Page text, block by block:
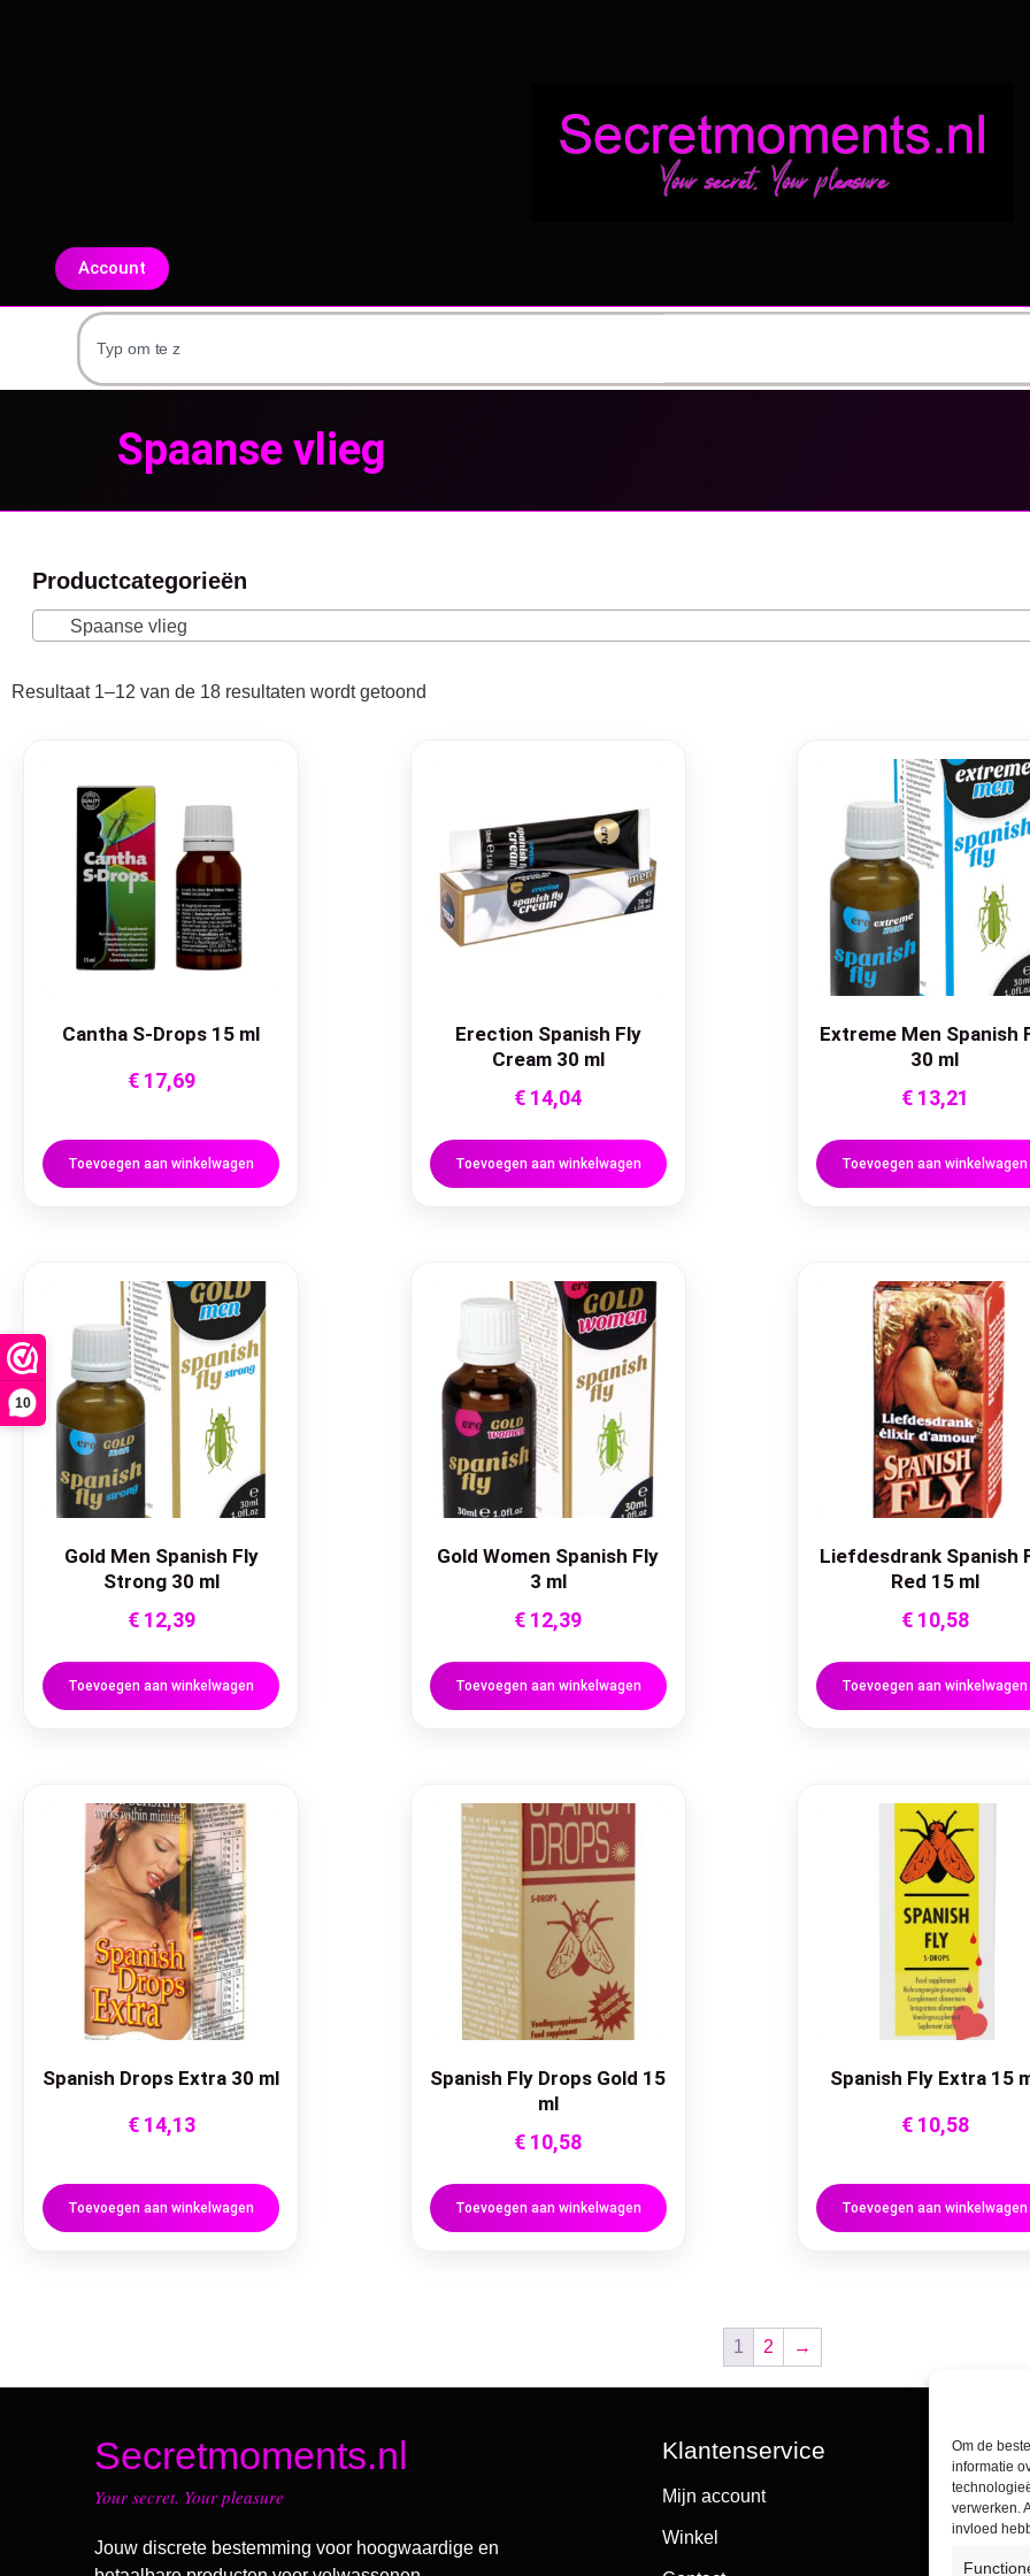
10
Om de
informatie
verwerken.
invloed
Account
Spaanse vlieg
Productcategorieën
Spaanse vlieg
Resultaat 1–12 van de 18 resultaten wordt getoond
Cantha S-Drops 15 ml
€17,69
Toevoegen aan winkelwagen
Erection Spanish Fly
Cream 30 ml
€ 14,04
Toevoegen aan winkelwagen
Extreme Men Spanish
30 ml
€13,21
Toevoegen aan winkelwagen
Gold Men Spanish Fly
Strong 30 ml
€12,39
Toevoegen aan winkelwagen
Gold Women Spanish Fly
3 ml
€ 12,39
Toevoegen aan winkelwagen
Liefdesdrank Spanish
Red 15 ml
€10,58
Toevoegen aan winkelwagen
Spanish Drops Extra 30 ml
€14,13
Toevoegen aan winkelwagen
Spanish Fly Drops Gold 15
ml
€ 10,58
Toevoegen aan winkelwagen
Spanish Fly Extra 15
€10,58
Toevoegen aan winkelwagen
1 2 →
Secretmoments.nl
Your secret. Your pleasure
Jouw discrete bestemming voor hoogwaardige en
Klantenservice
Mijn account
Winkel